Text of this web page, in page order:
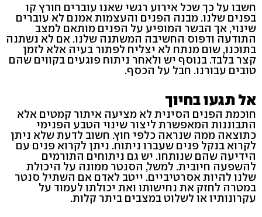
חשבו על כך שכל אירוע רגשי שאנו עוברים חורץ קו
בפנים שלנו. מבנה הפנים והעצמות אמנם לא עוברים
שינוי, אך הבשר המופיע על הפנים מותאם למצב
התודעה ודפוס החשיבה המשתנה שלנו. אם לא נשתנה
בתוכנו, שום מנתח לא יצליח לפתור בעיה אלא לזמן
קצר בלבד. בנוסף יש ולאחר ניתוח פוגעים בקווים שהם
טובים עבורנו. חבל על הכסף.
אל תגעו בחיוך
חוכמת הפנים הסינית לא מציעה איתור קמטים אלא
התבוננות המאפשרת ליצור שינוי הטבע הפנימי
כתוצאה ממה שנראה כלפי חוץ. חשוב לדעת שלא ניתן
לקרוא בנקל פנים שעברו ניתוח. ניתן לקרוא פנים עם
הידיעה שהם שנותחו. יש גם ניתוחים התורמים
להשפעה חיובית. למשל, הסנטר ממונה על היכולת
שלנו להיות אסרטיביים. ייטב לאדם אם השתיל סנטר
במטרה לחזק את נחישותו ואת יכולתו לעמוד על
עקרונותיו או לשלוט במצבים ביתר קלות.